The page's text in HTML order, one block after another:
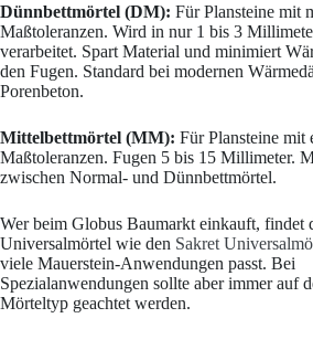
Dünnbettmörtel (DM): Für Plansteine mit
Maßtoleranzen. Wird in nur 1 bis 3
verarbeitet. Spart Material und minimiert
den Fugen. Standard bei modernen
Porenbeton.
Mittelbettmörtel (MM): Für Plansteine mit
Maßtoleranzen. Fugen 5 bis 15 Millimeter.
zwischen Normal- und Dünnbettmörtel.
Wer beim Globus Baumarkt einkauft, findet
Universalmörtel wie den Sakret
viele Mauerstein-Anwendungen passt. Bei
Spezialanwendungen sollte aber immer auf
Mörteltyp geachtet werden.